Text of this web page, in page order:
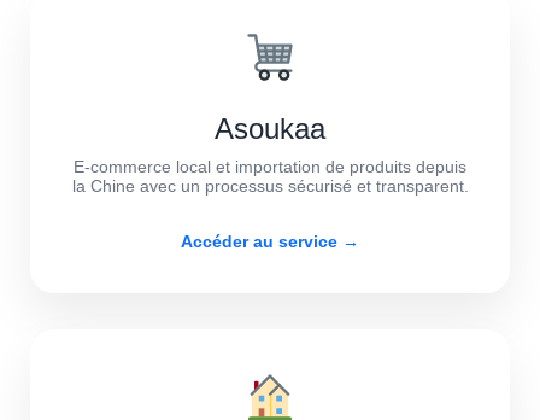
Asoukaa
E-commerce local et importation de produits depuis
la Chine avec un processus sécurisé et transparent.
Accéder au service →